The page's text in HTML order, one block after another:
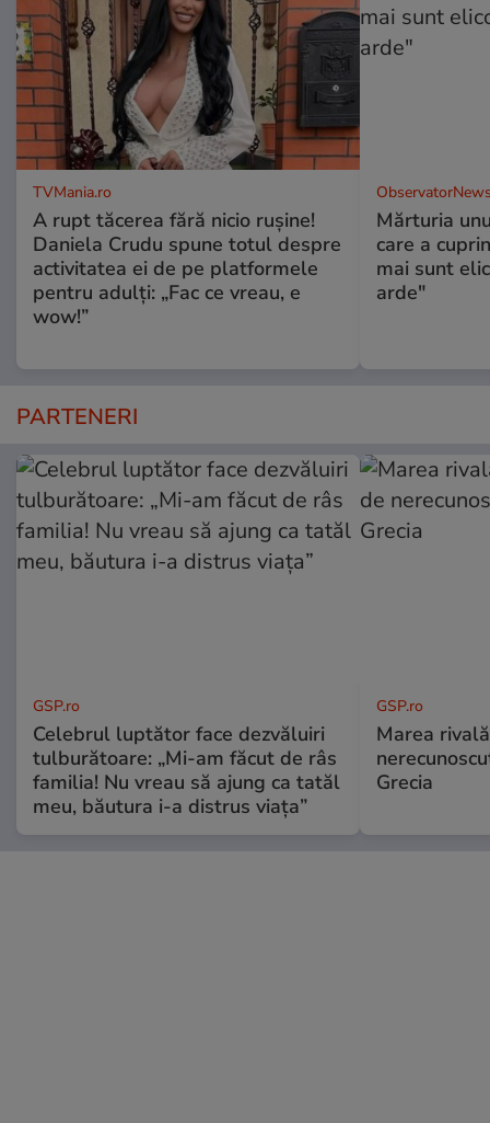
TVMania.ro
A rupt tăcerea fără nicio rușine!
Daniela Crudu spune totul despre
activitatea ei de pe platformele
pentru adulți: „Fac ce vreau, e
wow!”
Mărturia
care a
mai sunt
arde"
PARTENERI
GSP.ro
Celebrul luptător face dezvăluiri
tulburătoare: „Mi-am făcut de râs
familia! Nu vreau să ajung ca tatăl
meu, băutura i-a distrus viața”
GSP.ro
Marea
Grecia